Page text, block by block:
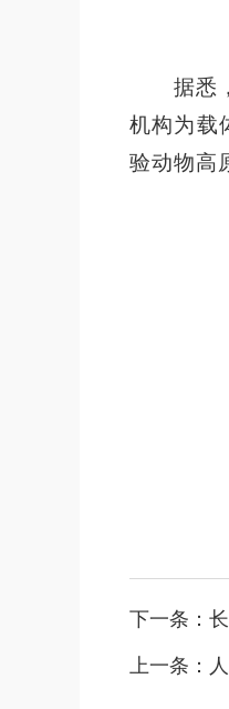
据悉
机构为载
验动物高
下一条：
上一条：